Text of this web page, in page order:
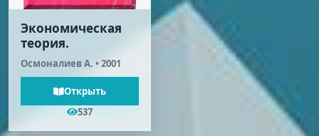
Экономическая
теория.
Осмоналиев А. • 2001
Открыть
537